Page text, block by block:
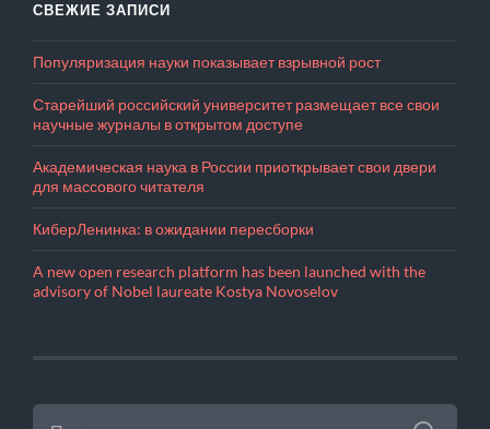
СВЕЖИЕ ЗАПИСИ
Популяризация науки показывает взрывной рост
Старейший российский университет размещает все свои
научные журналы в открытом доступе
Академическая наука в России приоткрывает свои двери
для массового читателя
КиберЛенинка: в ожидании пересборки
A new open research platform has been launched with the
advisory of Nobel laureate Kostya Novoselov
НАЙТИ: